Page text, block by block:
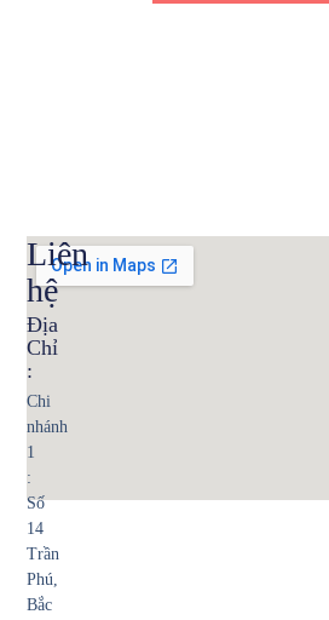
Liên
hệ
Địa
Chỉ
:
Chi
nhánh
1
:
Số
14
Trần
Phú,
Bắc